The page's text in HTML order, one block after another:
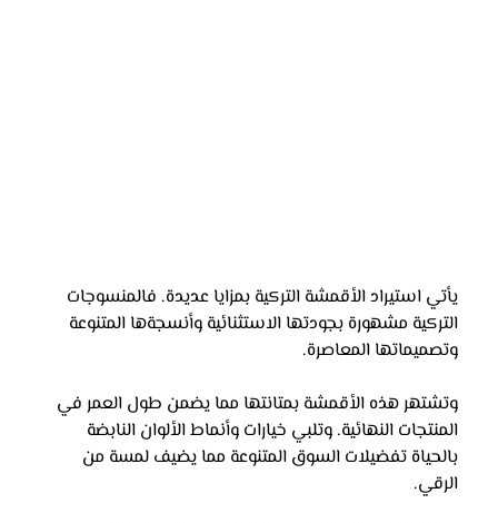
يأتي استيراد الأقمشة التركية بمزايا عديدة. فالمنسوجات
التركية مشهورة بجودتها الاستثنائية وأنسجةها المتنوعة
وتصميماتها المعاصرة.
وتشتهر هذه الأقمشة بمتانتها مما يضمن طول العمر في
المنتجات النهائية. وتلبي خيارات وأنماط الألوان النابضة
بالحياة تفضيلات السوق المتنوعة مما يضيف لمسة من
الرقي.